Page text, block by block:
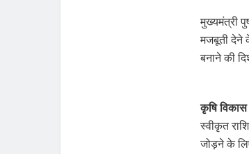
मुख्यमंत्री
मजबूती देने
बनाने की
कृषि
स्वीकृत
जोड़ने के